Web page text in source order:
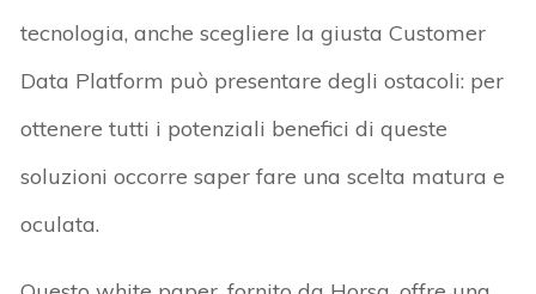
tecnologia, anche scegliere la giusta Customer
Data Platform può presentare degli ostacoli: per
ottenere tutti i potenziali benefici di queste
soluzioni occorre saper fare una scelta matura e
oculata.